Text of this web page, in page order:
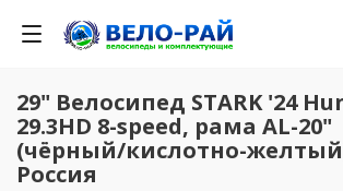
29" Велосипед STARK '24
29.3HD 8-speed, рама AL-20"
(чёрный/кислотно-
Россия